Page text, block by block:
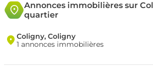
Annonces immobilières sur
quartier
Coligny, Coligny
1 annonces immobilières